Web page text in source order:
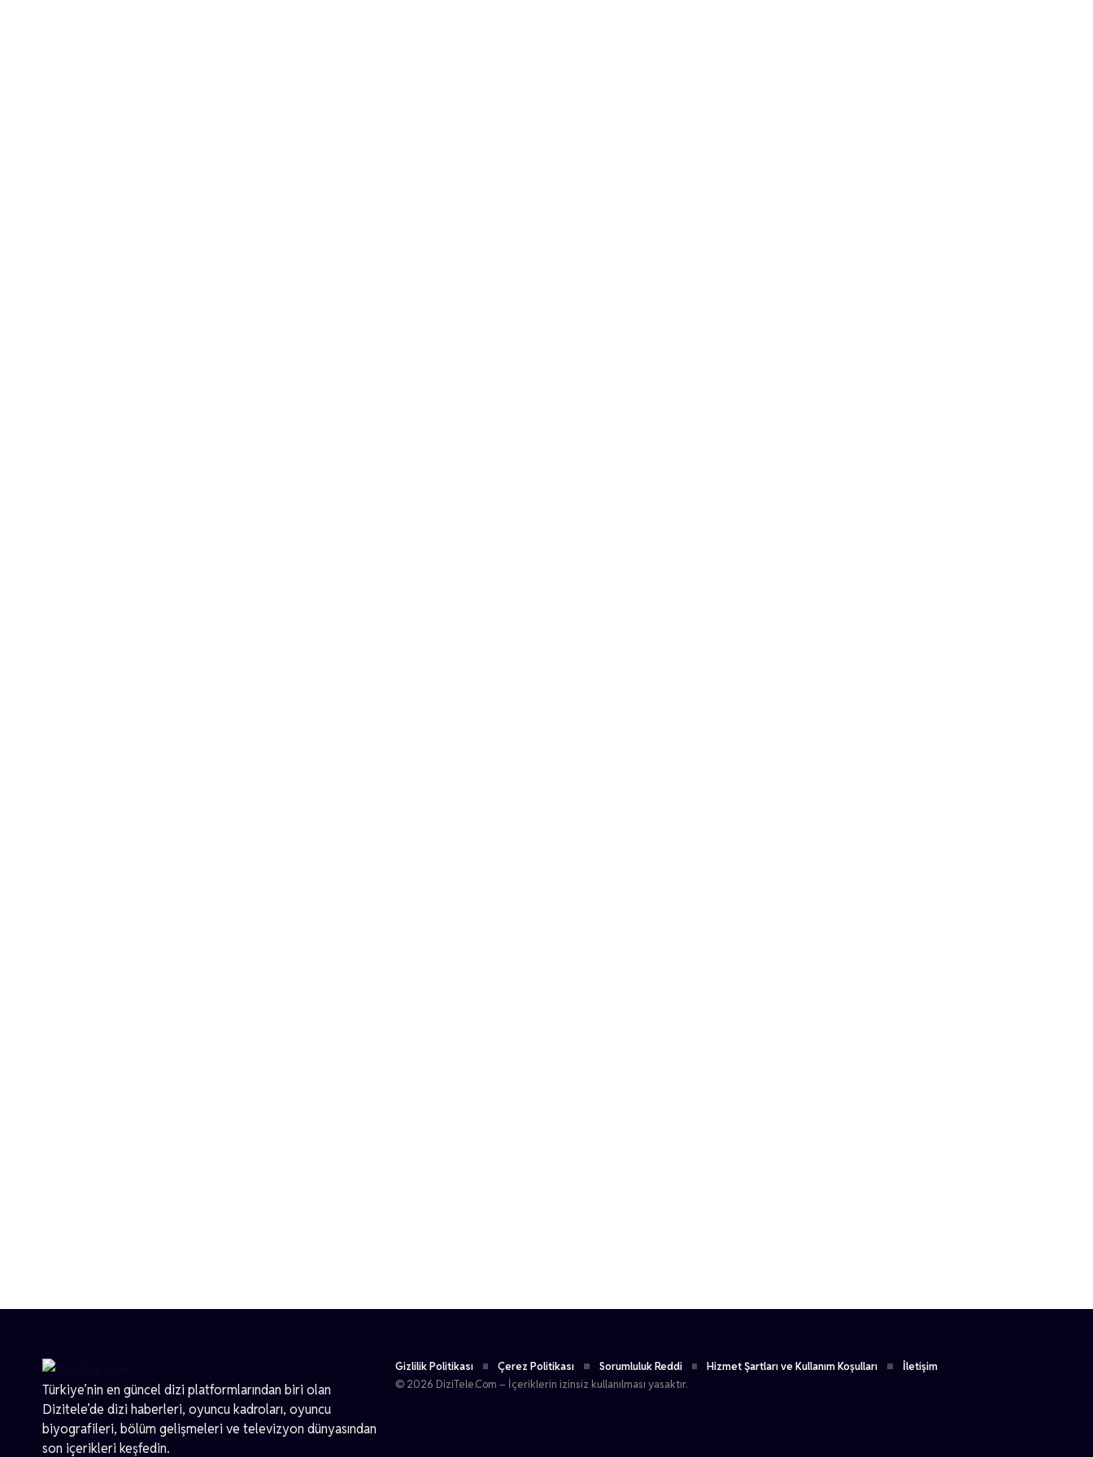
Türkiye’nin en güncel dizi platformlarından biri olan
Dizitele’de dizi haberleri, oyuncu kadroları, oyuncu
biyografileri, bölüm gelişmeleri ve televizyon dünyasından
son içerikleri keşfedin.
Gizlilik Politikası Çerez Politikası Sorumluluk Reddi Hizmet Şartları ve Kullanım Koşulları
İletişim
© 2026 DiziTele.Com – İçeriklerin izinsiz kullanılması yasaktır.